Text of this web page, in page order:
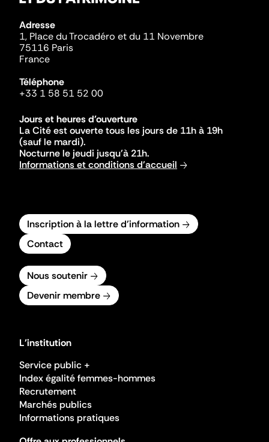
Adresse
1, Place du Trocadéro et du 11 Novembre
75116 Paris
France
Téléphone
+33 1 58 51 52 00
Jours et heures d'ouverture
La Cité est ouverte tous les jours de 11h à 19h
(sauf le mardi).
Nocturne le jeudi jusqu'à 21h.
Informations et conditions d'accueil
Inscription à la lettre d'information
Contact
Nous soutenir
Devenir membre
L'institution
Service public +
Index égalité femmes-hommes
Recrutement
Marchés publics
Informations pratiques